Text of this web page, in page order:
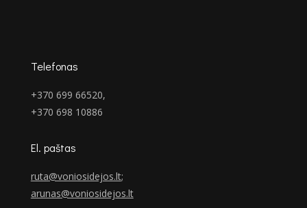
Telefonas
+370 699 66520,
+370 698 10886
El. paštas
ruta@voniosidejos.lt;
arunas@voniosidejos.lt